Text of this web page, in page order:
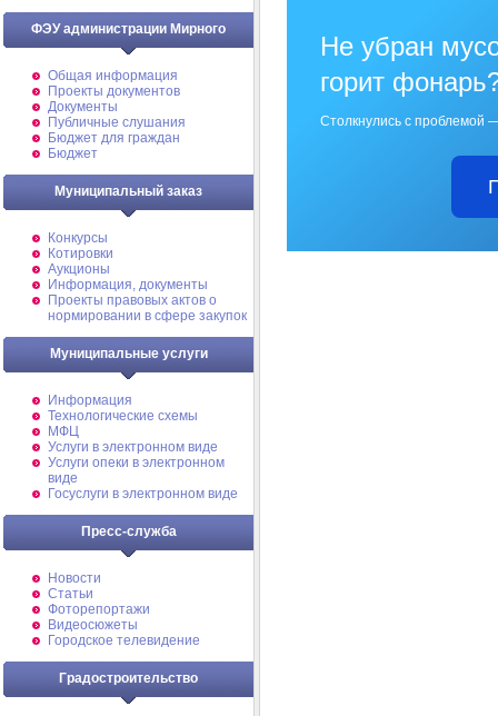
ФЭУ администрации Мирного
Общая информация
Проекты документов
Документы
Публичные слушания
Бюджет для граждан
Бюджет
Муниципальный заказ
Конкурсы
Котировки
Аукционы
Информация, документы
Проекты правовых актов о
нормировании в сфере закупок
Муниципальные услуги
Информация
Технологические схемы
МФЦ
Услуги в электронном виде
Услуги опеки в электронном
виде
Госуслуги в электронном виде
Пресс-служба
Новости
Статьи
Фоторепортажи
Видеосюжеты
Городское телевидение
Градостроительство
Не убран
горит
Столкнулись с проблемой